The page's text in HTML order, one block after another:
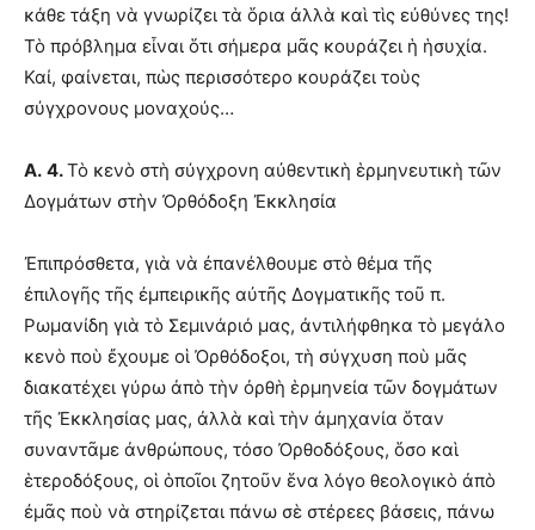
κάθε τάξη νὰ γνωρίζει τὰ ὅρια ἀλλὰ καὶ τὶς εὐθύνες της!
Τὸ πρόβλημα εἶναι ὅτι σήμερα μᾶς κουράζει ἡ ἡσυχία.
Καί, φαίνεται, πὼς περισσότερο κουράζει τοὺς
σύγχρονους μοναχούς…
Α. 4.Τὸ κενὸ στὴ σύγχρονη αὐθεντικὴ ἑρμηνευτικὴ τῶν
Δογμάτων στὴν Ὀρθόδοξη Ἐκκλησία
Ἐπιπρόσθετα, γιὰ νὰ ἐπανέλθουμε στὸ θέμα τῆς
ἐπιλογῆς τῆς ἐμπειρικῆς αὐτῆς Δογματικῆς τοῦ π.
Ρωμανίδη γιὰ τὸ Σεμινάριό μας, ἀντιλήφθηκα τὸ μεγάλο
κενὸ ποὺ ἔχουμε οἱ Ὀρθόδοξοι, τὴ σύγχυση ποὺ μᾶς
διακατέχει γύρω ἀπὸ τὴν ὀρθὴ ἑρμηνεία τῶν δογμάτων
τῆς Ἐκκλησίας μας, ἀλλὰ καὶ τὴν ἀμηχανία ὅταν
συναντᾶμε ἀνθρώπους, τόσο Ὀρθοδόξους, ὅσο καὶ
ἑτεροδόξους, οἱ ὁποῖοι ζητοῦν ἕνα λόγο θεολογικὸ ἀπὸ
ἐμᾶς ποὺ νὰ στηρίζεται πάνω σὲ στέρεες βάσεις, πάνω